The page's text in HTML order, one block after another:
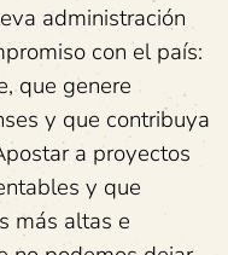
administración
con el país:
que genere
y que contribuya
a proyectos
y que
más altas e